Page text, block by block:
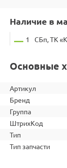
Наличие в
1 СБп, ТК
Основные
Артикул
Бренд
Группа
ШтрихКод
Тип
Тип запчасти